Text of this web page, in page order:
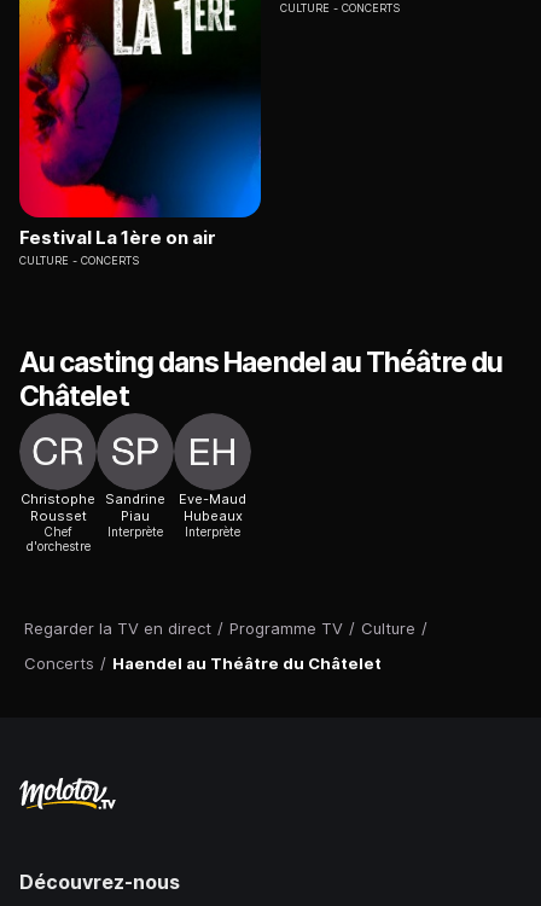
Regarder la TV en direct / Programme TV / Culture /
Concerts / Haendel au Théâtre du Châtelet
Festival La 1ère on air
CULTURE CONCERTS
CULTURE CONCERTS
Au casting dans Haendel au Théâtre du
Châtelet
Christophe
Rousset
Chef
d'orchestre
Sandrine
Piau
Interprète
Eve-Maud
Hubeaux
Interprète
Découvrez-nous